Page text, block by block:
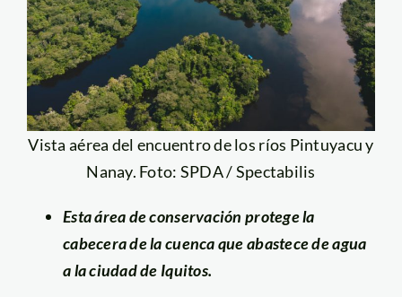
Vista aérea del encuentro de los ríos Pintuyacu y
Nanay. Foto: SPDA / Spectabilis
Esta área de conservación protege la
cabecera de la cuenca que abastece de agua
a la ciudad de Iquitos.